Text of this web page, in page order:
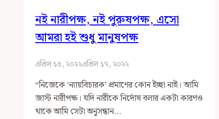
সংক্রান্ত
আমার
কিছু
বক্তব্য
নই নারীপক্ষ, নই পুরুষপক্ষ, এসো
আমরা হই শুধু মানুষপক্ষ
এপ্রিল ১৫, ২০২২এপ্রিল ১৭, ২০২২
‍“নিজেকে ‌‘ন্যায়বিচারক’ প্রমাণের কোন ইচ্ছা নাই। আমি
জাস্ট নারীপক্ষ। যদি নারীকে নির্দোষ বলার একটা কারণও
থাকে আমি সেটা অনুসন্ধান…